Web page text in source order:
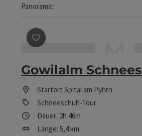
Panorama:
Einige Ausblicke
Beitrag merken : Gowilalm
Gowilalm
Startort Spital am Pyhrn
Schneeschuh-Tour
Dauer: 2h 46m
Länge: 5,4 km